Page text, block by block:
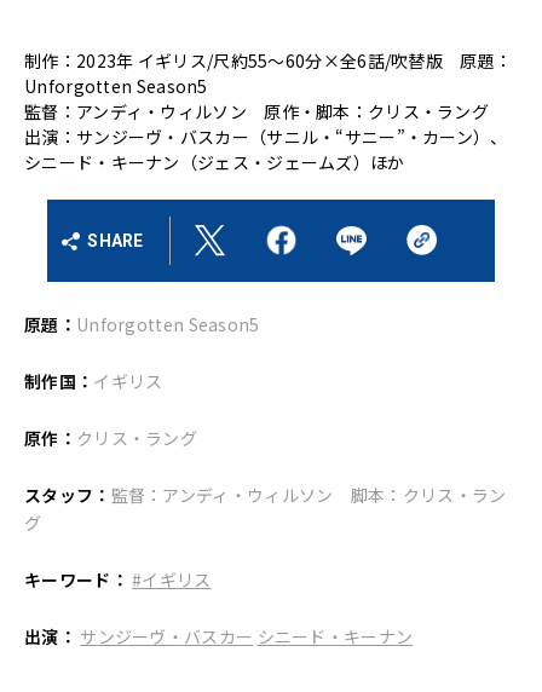
制作：2023年 イギリス/尺約55～60分×全6話/吹替版 原題：
Unforgotten Season5
監督：アンディ・ウィルソン 原作・脚本：クリス・ラング
出演：サンジーヴ・バスカー（サニル・“サニー”・カーン）、
シニード・キーナン（ジェス・ジェームズ）ほか
SHARE
原題： Unforgotten Season5
制作国： イギリス
原作： クリス・ラング
スタッフ： 監督：アンディ・ウィルソン 脚本：クリス・ラン
グ
キーワード： #イギリス
出演： サンジーヴ・バスカー シニード・キーナン